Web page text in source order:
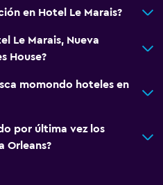
en Hotel Le Marais?
Le Marais, Nueva
House?
momondo hoteles en
por última vez los
Orleans?